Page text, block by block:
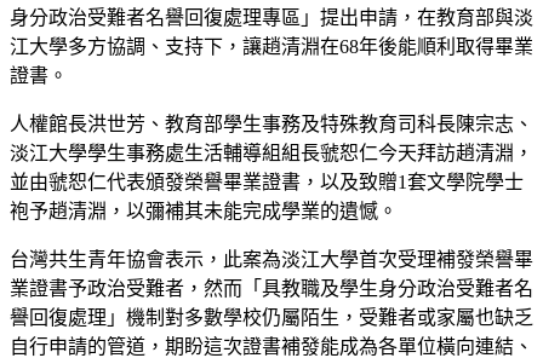
身分政治受難者名譽回復處理專區」提出申請，在教育部與淡
江大學多方協調、支持下，讓趙清淵在68年後能順利取得畢業
證書。
人權館長洪世芳、教育部學生事務及特殊教育司科長陳宗志、
淡江大學學生事務處生活輔導組組長虢恕仁今天拜訪趙清淵，
並由虢恕仁代表頒發榮譽畢業證書，以及致贈1套文學院學士
袍予趙清淵，以彌補其未能完成學業的遺憾。
台灣共生青年協會表示，此案為淡江大學首次受理補發榮譽畢
業證書予政治受難者，然而「具教職及學生身分政治受難者名
譽回復處理」機制對多數學校仍屬陌生，受難者或家屬也缺乏
自行申請的管道，期盼這次證書補發能成為各單位橫向連結、